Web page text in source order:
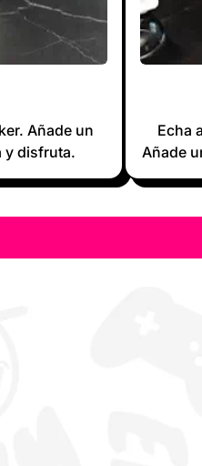
Añade un
y disfruta.
Echa
Añade